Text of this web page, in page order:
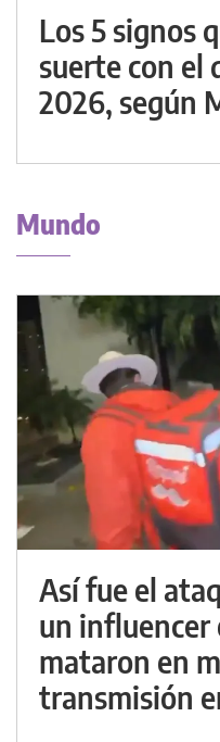
Los 5 signos
suerte con el
2026, según
Mundo
Así fue el
un influencer
mataron en
transmisión